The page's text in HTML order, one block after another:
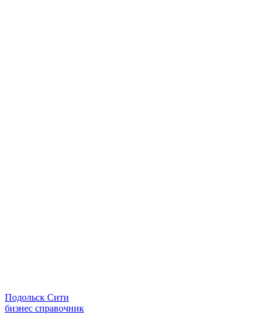
Подольск Сити
бизнес справочник